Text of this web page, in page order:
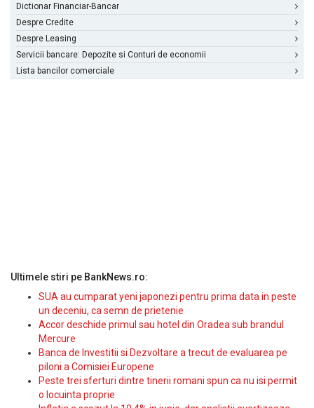
Dictionar Financiar-Bancar
Despre Credite
Despre Leasing
Servicii bancare: Depozite si Conturi de economii
Lista bancilor comerciale
Ultimele stiri pe BankNews.ro:
SUA au cumparat yeni japonezi pentru prima data in peste
un deceniu, ca semn de prietenie
Accor deschide primul sau hotel din Oradea sub brandul
Mercure
Banca de Investitii si Dezvoltare a trecut de evaluarea pe
piloni a Comisiei Europene
Peste trei sferturi dintre tinerii romani spun ca nu isi permit
o locuinta proprie